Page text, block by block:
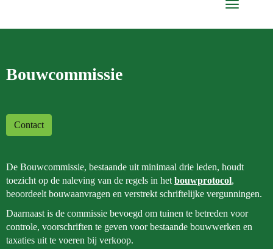
Toggle
Bouwcommissie
Contact
De Bouwcommissie, bestaande uit minimaal drie leden, houdt
toezicht op de naleving van de regels in het bouwprotocol,
beoordeelt bouwaanvragen en verstrekt schriftelijke vergunningen.
Daarnaast is de commissie bevoegd om tuinen te betreden voor
controle, voorschriften te geven voor bestaande bouwwerken en
taxaties uit te voeren bij verkoop.